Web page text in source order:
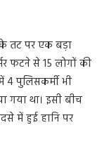
तट पर एक बड़ा
फटने से 15 लोगों की
पुलिसकर्मी भी
गया था। इसी बीच
में हुई हानि पर